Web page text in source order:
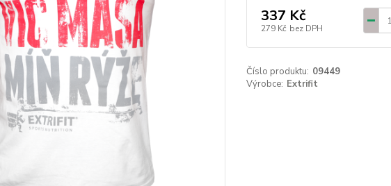
337 Kč
279 Kč bez DPH
Číslo produktu: 09449
Výrobce: Extrifit